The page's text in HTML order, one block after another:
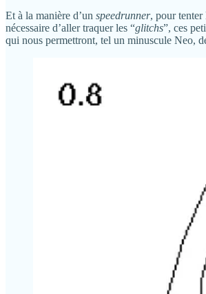
Et à la manière d’un speedrunner, pour tenter
nécessaire d’aller traquer les “glitchs”, ces
qui nous permettront, tel un minuscule Neo,